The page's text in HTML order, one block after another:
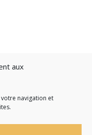
aux
navigation et